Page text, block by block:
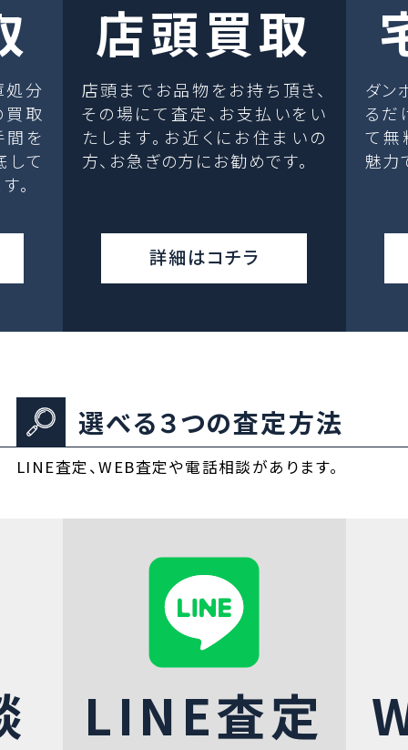
処分
取
間を
して
。
店頭買取
店頭までお品物をお持ち頂き、
その場にて査定、お支払いをい
たします。お近くにお住まいの
方、お急ぎの方にお勧めです。
詳細はコチラ
ダン
るだ
て無
魅力
選べる３つの査定方法
LINE査定、WEB査定や電話相談があります。
LINE査定